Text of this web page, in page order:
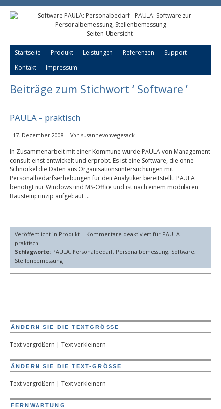
Seiten-Übersicht
Startseite Produkt Leistungen Referenzen
Support
Kontakt
Impressum
Beiträge zum Stichwort ‘ Software ’
PAULA – praktisch
17. Dezember 2008 | Von susannevonvegesack
In Zusammenarbeit mit einer Kommune wurde PAULA von Management
consult einst entwickelt und erprobt. Es ist eine Software, die ohne
Schnörkel die Daten aus Organisationsuntersuchungen mit
Personalbedarfserhebungen für den Analytiker bereitstellt. PAULA
benötigt nur Windows und MS-Office und ist nach einem modularen
Bausteinprinzip aufgebaut …
Veröffentlicht in Produkt | Kommentare deaktiviert für PAULA –
praktisch
Schlagworte: PAULA, Personalbedarf, Personalbemessung, Software,
Stellenbemessung
ÄNDERN SIE DIE TEXTGRÖSSE
Text vergrößern | Text verkleinern
ÄNDERN SIE DIE TEXT-GRÖSSE
Text vergrößern | Text verkleinern
FERNWARTUNG